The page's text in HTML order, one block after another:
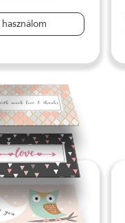
használom